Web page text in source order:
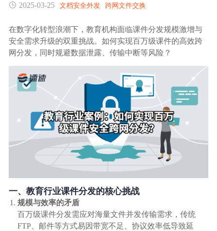
镭速FTP加速
内外网文件交换
数据迁移
数据分发
行业应用解决方案
政府机构
广告媒体
生态合作
关于镭速
2025-03-25 文档安全外发 跨网文件交换
在数字化转型浪潮下，教育机构面临课件分发规模激增与
安全需求升级的双重挑战。如何实现百万级课件的高效跨
网分发，同时规避数据泄露、传输中断等风险？
一、教育行业课件分发的核心挑战
规模与效率的矛盾
百万级课件分发需应对海量文件并发传输需求，传统
FTP、邮件等方式易因带宽不足、协议效率低导致延